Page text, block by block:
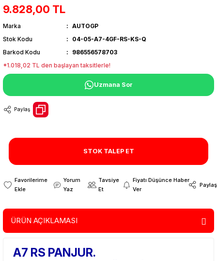
9.828,00 TL
Marka
AUTOGP
Stok Kodu
04-05-A7-4GF-RS-KS-Q
Barkod Kodu
986556578703
*1.018,02 TL den başlayan taksitlerle!
Uzmana Sor
Paylaş
STOK TALEP ET
Yorum
Yaz
Tavsiye
Et
Fiyatı Düşünce Haber
Ver
Paylaş
ÜRÜN AÇIKLAMASI
A7 RS PANJUR.